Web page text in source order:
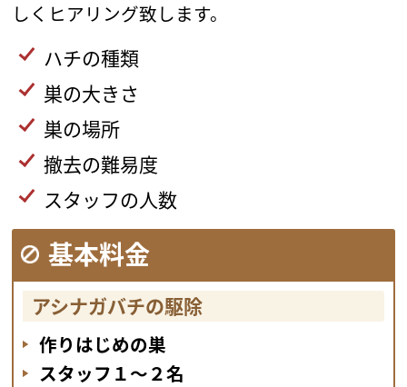
しくヒアリング致します。
ハチの種類
巣の大きさ
巣の場所
撤去の難易度
スタッフの人数
基本料金
アシナガバチの駆除
作りはじめの巣
スタッフ１～２名